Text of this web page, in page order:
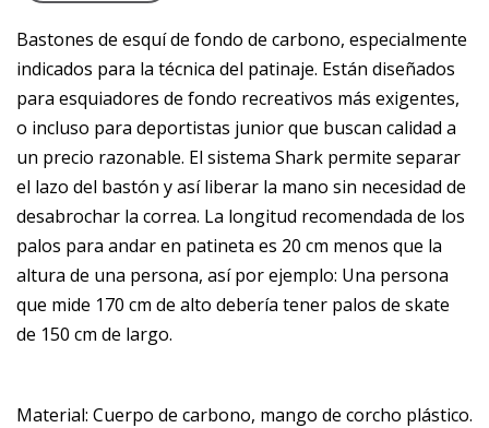
Bastones de esquí de fondo de carbono, especialmente
indicados para la técnica del patinaje. Están diseñados
para esquiadores de fondo recreativos más exigentes,
o incluso para deportistas junior que buscan calidad a
un precio razonable. El sistema Shark permite separar
el lazo del bastón y así liberar la mano sin necesidad de
desabrochar la correa. La longitud recomendada de los
palos para andar en patineta es 20 cm menos que la
altura de una persona, así por ejemplo: Una persona
que mide 170 cm de alto debería tener palos de skate
de 150 cm de largo.
Material: Cuerpo de carbono, mango de corcho plástico.